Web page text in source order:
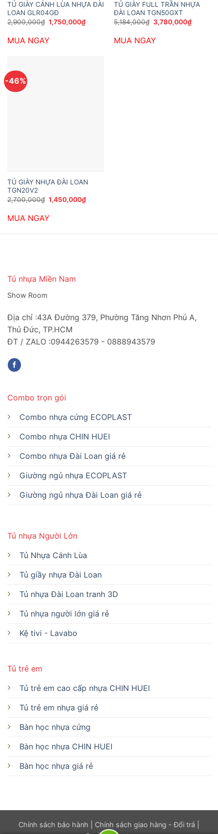
TỦ GIÀY CÁNH LÙA NHỰA ĐÀI
LOAN GLR04GĐ
2,900,000₫ Giá
gốc
2,900,000₫.
1,750,000₫Giá
hiện
MUA NGAY
TỦ GIÀY FULL TRẦN NHỰA
ĐÀI LOAN TGN50GXT
5,184,000₫ Giá
gốc
5,184,000₫.
3,780,000₫Giá
hiện
MUA NGAY
-46%
TỦ GIÀY NHỰA ĐÀI LOAN
TGN20V2
2,700,000₫ Giá
gốc
2,700,000₫.
1,450,000₫Giá
hiện
MUA NGAY
Tủ nhựa Miền Nam
Show Room
Địa chỉ :43A Đường 379, Phường Tăng Nhơn Phú A,
Thủ Đức, TP.HCM
ĐT / ZALO :0944263579 - 0888943579
Tủ nhựa Người Lớn
Tủ Nhựa Cánh Lùa
Tủ giầy nhựa Đài Loan
Tủ nhựa Đài Loan tranh 3D
Tủ nhựa người lớn giá rẻ
Kệ tivi - Lavabo
Tủ trẻ em
Tủ trẻ em cao cấp nhựa CHIN HUEI
Tủ trẻ em nhựa giá rẻ
Bàn học nhựa cứng
Bàn học nhựa CHIN HUEI
Bàn học nhựa giá rẻ
Combo trọn gói
Combo nhựa cứng ECOPLAST
Combo nhựa CHIN HUEI
Combo nhựa Đài Loan giá rẻ
Giường ngủ nhựa ECOPLAST
Giường ngủ nhựa Đài Loan giá rẻ
Chính sách bảo hành Chính sách giao hàng - Đổi trả